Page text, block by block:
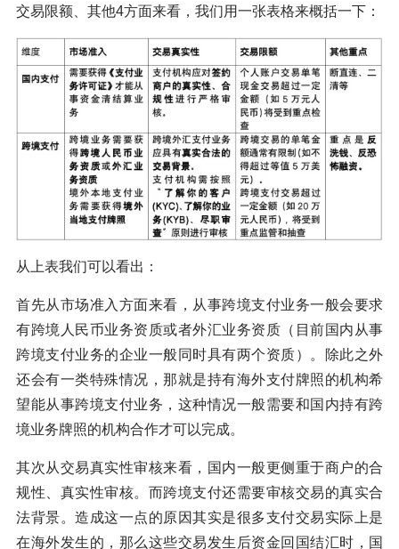
交易限额、其他4方面来看，我们用一张表格来概括一下：
从上表我们可以看出：
首先从市场准入方面来看，从事跨境支付业务一般会要求
有跨境人民币业务资质或者外汇业务资质（目前国内从事
跨境支付业务的企业一般同时具有两个资质）。除此之外
还会有一类特殊情况，那就是持有海外支付牌照的机构希
望能从事跨境支付业务，这种情况一般需要和国内持有跨
境业务牌照的机构合作才可以完成。
其次从交易真实性审核来看，国内一般更侧重于商户的合
规性、真实性审核。而跨境支付还需要审核交易的真实合
法背景。造成这一点的原因其实是很多支付交易实际上是
在海外发生的，那么这些交易发生后资金回国结汇时，国